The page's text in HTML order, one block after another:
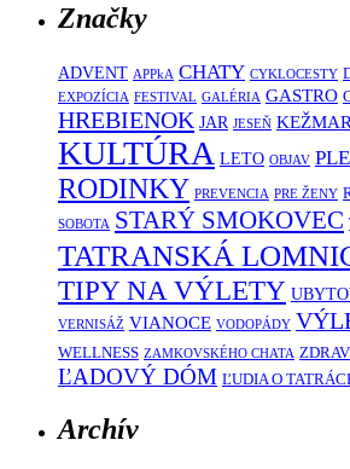
Značky
ADVENT APPkA CHATY CYKLOCESTY
EXPOZÍCIA FESTIVAL GALÉRIA GASTRO
HREBIENOK JAR JESEŇ
KULTÚRA LETO OBJAV
RODINKY PREVENCIA PRE ŽENY
SOBOTA STARÝ SMOKOVEC
TATRANSKÁ
TIPY NA VÝLETY
VERNISÁŽ VIANOCE VODOPÁDY
WELLNESS ZAMKOVSKÉHO CHATA
ĽADOVÝ DÓM ĽUDIA O
Archív